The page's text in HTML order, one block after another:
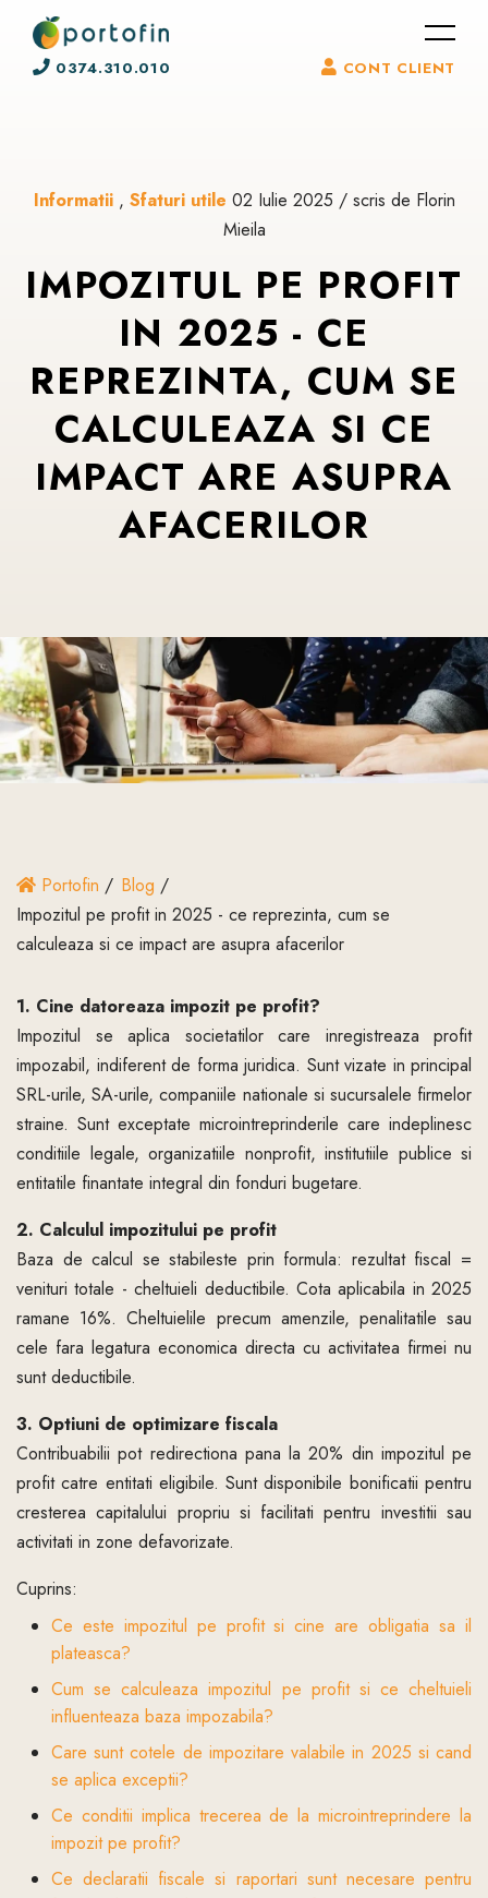
0374.310.010 CONT CLIENT
Informatii, Sfaturi utile 02 Iulie 2025 / scris de Florin
Mieila
IMPOZITUL PE PROFIT
IN 2025 - CE
REPREZINTA, CUM SE
CALCULEAZA SI CE
IMPACT ARE ASUPRA
AFACERILOR
Portofin
Blog
Impozitul pe profit in 2025 - ce reprezinta, cum se
calculeaza si ce impact are asupra afacerilor
1. Cine datoreaza impozit pe profit?
Impozitul se aplica societatilor care inregistreaza profit
impozabil, indiferent de forma juridica. Sunt vizate in principal
SRL-urile, SA-urile, companiile nationale si sucursalele firmelor
straine. Sunt exceptate microintreprinderile care indeplinesc
conditiile legale, organizatiile nonprofit, institutiile publice si
entitatile finantate integral din fonduri bugetare.
2. Calculul impozitului pe profit
Baza de calcul se stabileste prin formula: rezultat fiscal =
venituri totale - cheltuieli deductibile. Cota aplicabila in 2025
ramane 16%. Cheltuielile precum amenzile, penalitatile sau
cele fara legatura economica directa cu activitatea firmei nu
sunt deductibile.
3. Optiuni de optimizare fiscala
Contribuabilii pot redirectiona pana la 20% din impozitul pe
profit catre entitati eligibile. Sunt disponibile bonificatii pentru
cresterea capitalului propriu si facilitati pentru investitii sau
activitati in zone defavorizate.
Cuprins:
Ce este impozitul pe profit si cine are obligatia sa il
plateasca?
Cum se calculeaza impozitul pe profit si ce cheltuieli
influenteaza baza impozabila?
Care sunt cotele de impozitare valabile in 2025 si cand
se aplica exceptii?
Ce conditii implica trecerea de la microintreprindere la
impozit pe profit?
Ce declaratii fiscale si raportari sunt necesare pentru